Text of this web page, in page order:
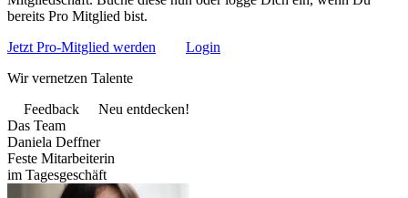
bereits Pro Mitglied bist.
Jetzt Pro-Mitglied werden
Login
Wir vernetzen Talente
Feedback
Neu entdecken!
Das Team
Daniela Deffner
Feste Mitarbeiterin
im Tagesgeschäft